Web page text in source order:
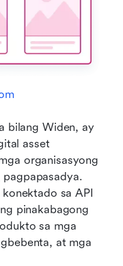
bilang Widen, ay
asset
organisasyong
pagpapasadya.
sa API
pinakabagong
sa mga
at mga